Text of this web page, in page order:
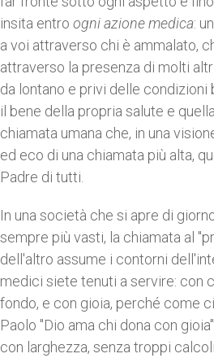
insita entro ogni azione medica:
a voi attraverso chi è ammalato,
attraverso la presenza di molti
da lontano e privi delle
il bene della propria salute e
chiamata umana che, in una
ed eco di una chiamata più alta,
Padre di tutti.
In una società che si apre di
sempre più vasti, la chiamata al
dell'altro assume i contorni
medici siete tenuti a servire: con
fondo, e con gioia, perché come
Paolo "Dio ama chi dona con
con larghezza, senza troppi